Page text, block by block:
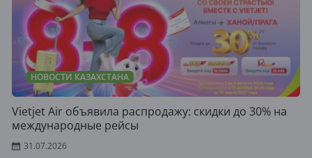
НОВОСТИ КАЗАХСТАНА
Vietjet Air объявила распродажу: скидки до 30% на
международные рейсы
31.07.2026